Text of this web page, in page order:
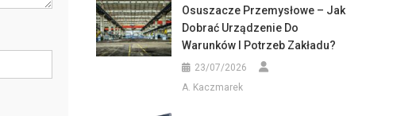
Osuszacze Przemysłowe – Jak
Dobrać Urządzenie Do
Warunków I Potrzeb Zakładu?
23/07/2026
A. Kaczmarek